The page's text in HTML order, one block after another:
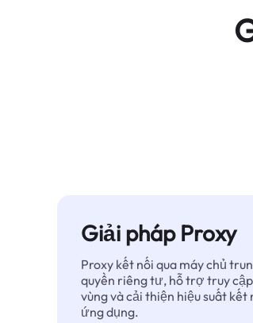
Giải pháp Proxy
Proxy kết nối qua máy chủ
quyền riêng tư, hỗ trợ truy
vùng và cải thiện hiệu suất kết
ứng dụng.